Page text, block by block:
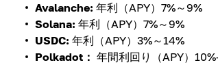
Avalanche: 年利（APY）7%～9%
Solana: 年利（APY）7%～9%
USDC: 年利（APY）3%～14%
Polkadot： 年間利回り（APY）